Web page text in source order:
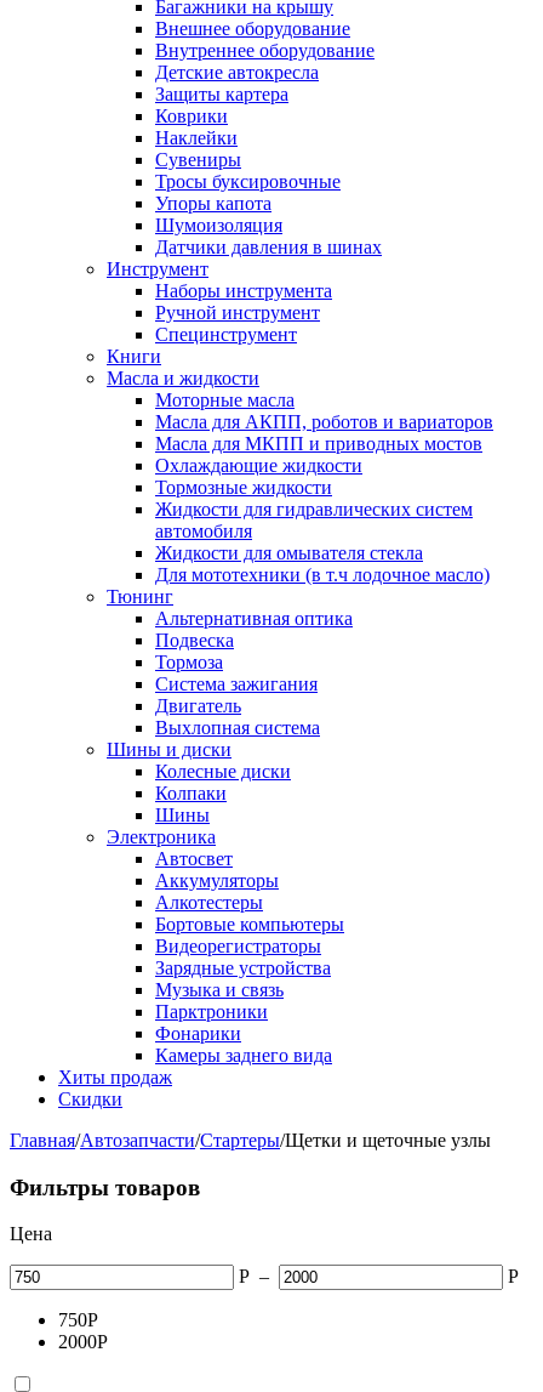
Багажники на крышу
Внешнее оборудование
Внутреннее оборудование
Детские автокресла
Защиты картера
Коврики
Наклейки
Сувениры
Тросы буксировочные
Упоры капота
Шумоизоляция
Датчики давления в шинах
Инструмент
Наборы инструмента
Ручной инструмент
Специнструмент
Книги
Масла и жидкости
Моторные масла
Масла для АКПП, роботов и вариаторов
Масла для МКПП и приводных мостов
Охлаждающие жидкости
Тормозные жидкости
Жидкости для гидравлических систем
автомобиля
Жидкости для омывателя стекла
Для мототехники (в т.ч лодочное масло)
Тюнинг
Альтернативная оптика
Подвеска
Тормоза
Система зажигания
Двигатель
Выхлопная система
Шины и диски
Колесные диски
Колпаки
Шины
Электроника
Автосвет
Аккумуляторы
Алкотестеры
Бортовые компьютеры
Видеорегистраторы
Зарядные устройства
Музыка и связь
Парктроники
Фонарики
Камеры заднего вида
Хиты продаж
Скидки
Главная/Автозапчасти/Стартеры/Щетки и щеточные узлы
Фильтры товаров
Цена
Р – Р
750Р
2000Р